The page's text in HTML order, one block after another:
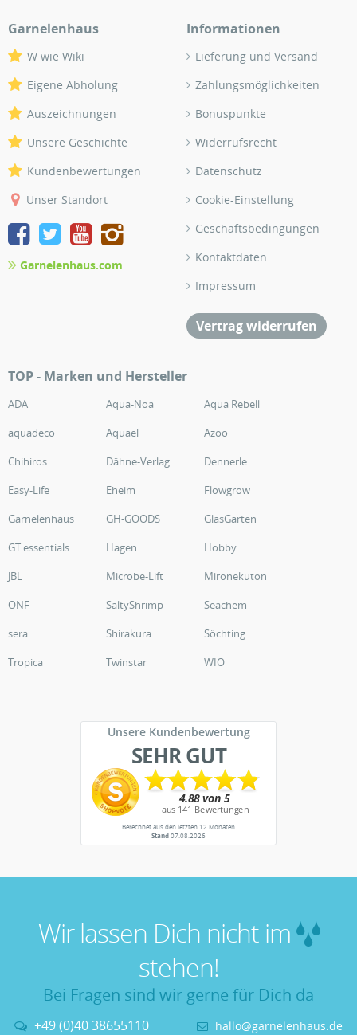
Garnelenhaus
W wie Wiki
Eigene Abholung
Auszeichnungen
Unsere Geschichte
Kundenbewertungen
Unser Standort
Garnelenhaus.com
Informationen
Lieferung und Versand
Zahlungsmöglichkeiten
Bonuspunkte
Widerrufsrecht
Datenschutz
Cookie-Einstellung
Geschäftsbedingungen
Kontaktdaten
Impressum
Vertrag widerrufen
TOP - Marken und Hersteller
ADA Aqua-Noa
Aqua Rebell
aquadeco
Aquael
Azoo
Chihiros
Dähne-Verlag
Dennerle
Easy-Life
Eheim
Flowgrow
Garnelenhaus
GH-GOODS
GlasGarten
GT essentials
Hagen
Hobby
JBL
Microbe-Lift
Mironekuton
ONF
SaltyShrimp
Seachem
sera
Shirakura
Söchting
Tropica
Twinstar WIO
Unsere Kundenbewertung
SEHR GUT
Berechnet aus den letzten 12 Monaten
Stand07.08.2026
Wir lassen Dich nicht im
stehen!
Bei Fragen sind wir gerne für Dich da
+49 (0)40 38655110 hallo@garnelenhaus.de